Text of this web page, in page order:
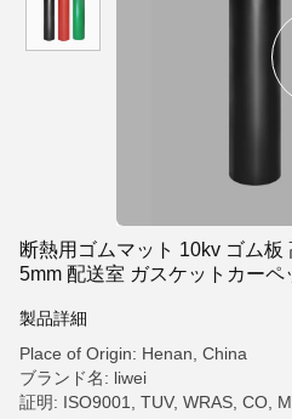
断熱用ゴムマット 10kv ゴム
5mm 配送室 ガスケットカーペ
製品詳細
Place of Origin: Henan, China
ブランド名: liwei
証明: ISO9001, TUV, WRAS, CO,